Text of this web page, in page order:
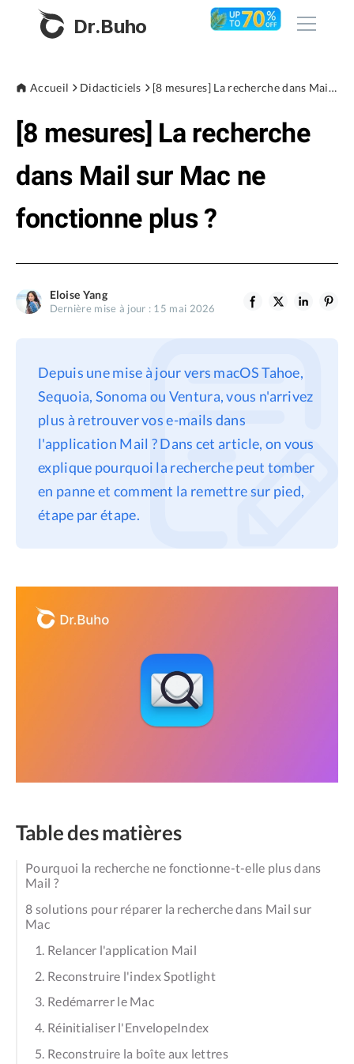
Dr.Buho
Produits
BuhoCleaner
BuhoRepair
BuhoLaunchpad
Boutique
Blog
Confidentialité
Conditions générales
Politique de
remboursement
Accueil Didacticiels [8 mesures] La recherche dans Mail sur Mac ne fonctionne plus ?
[8 mesures] La recherche
dans Mail sur Mac ne
fonctionne plus ?
Eloise Yang
Dernière mise à jour : 15 mai 2026
Depuis une mise à jour vers macOS Tahoe,
Sequoia, Sonoma ou Ventura, vous n'arrivez
plus à retrouver vos e-mails dans
l'application Mail ? Dans cet article, on vous
explique pourquoi la recherche peut tomber
en panne et comment la remettre sur pied,
étape par étape.
Table des matières
Pourquoi la recherche ne fonctionne-t-elle plus dans
Mail ?
8 solutions pour réparer la recherche dans Mail sur
Mac
1. Relancer l'application Mail
2. Reconstruire l'index Spotlight
3. Redémarrer le Mac
4. Réinitialiser l'EnvelopeIndex
5. Reconstruire la boîte aux lettres